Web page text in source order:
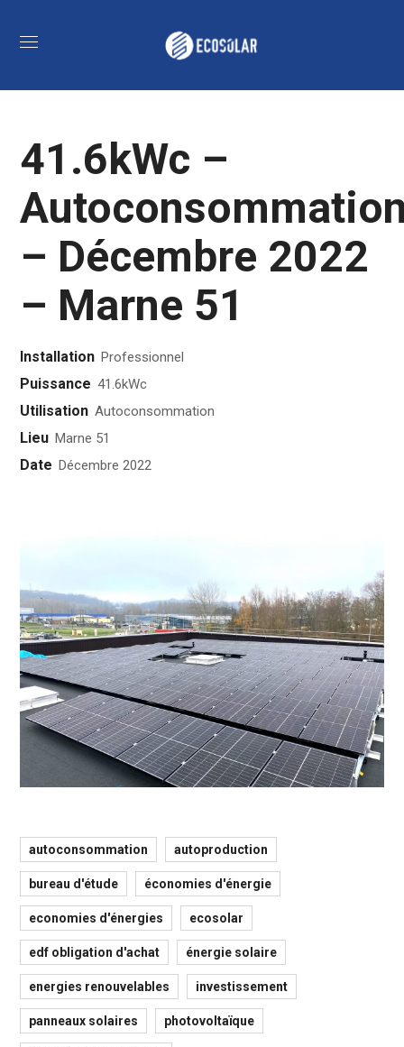
41.6kWc –
– Décembre 2022
– Marne 51
Installation Professionnel
Puissance 41.6kWc
Utilisation Autoconsommation
Lieu Marne 51
Date Décembre 2022
autoconsommation autoproduction
bureau d'étude économies d'énergie
economies d'énergies ecosolar
edf obligation d'achat énergie solaire
energies renouvelables investissement
panneaux solaires photovoltaïque